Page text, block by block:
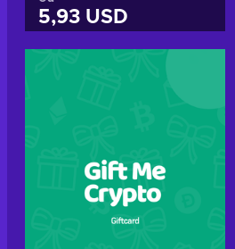
5,93 USD
Dodaj do koszyka
Zobacz oferty